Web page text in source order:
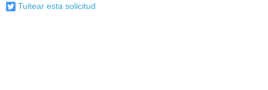
Tuitear esta solicitud